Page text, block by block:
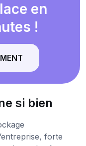
en
!
si bien
forte